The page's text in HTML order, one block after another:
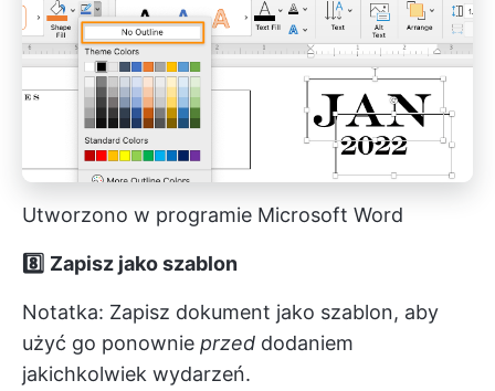
Utworzono w programie Microsoft Word
8️⃣ Zapisz jako szablon
Notatka: Zapisz dokument jako szablon, aby
użyć go ponownie przed dodaniem
jakichkolwiek wydarzeń.